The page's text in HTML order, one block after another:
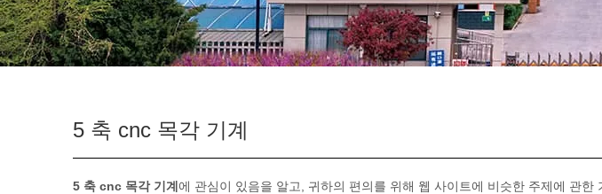
5 축 cnc 목각 기계
5 축 cnc 목각 기계 에 관심이 있음을 알고, 귀하의 편의를 위해 웹 사이트에 비슷한 주제에 관한